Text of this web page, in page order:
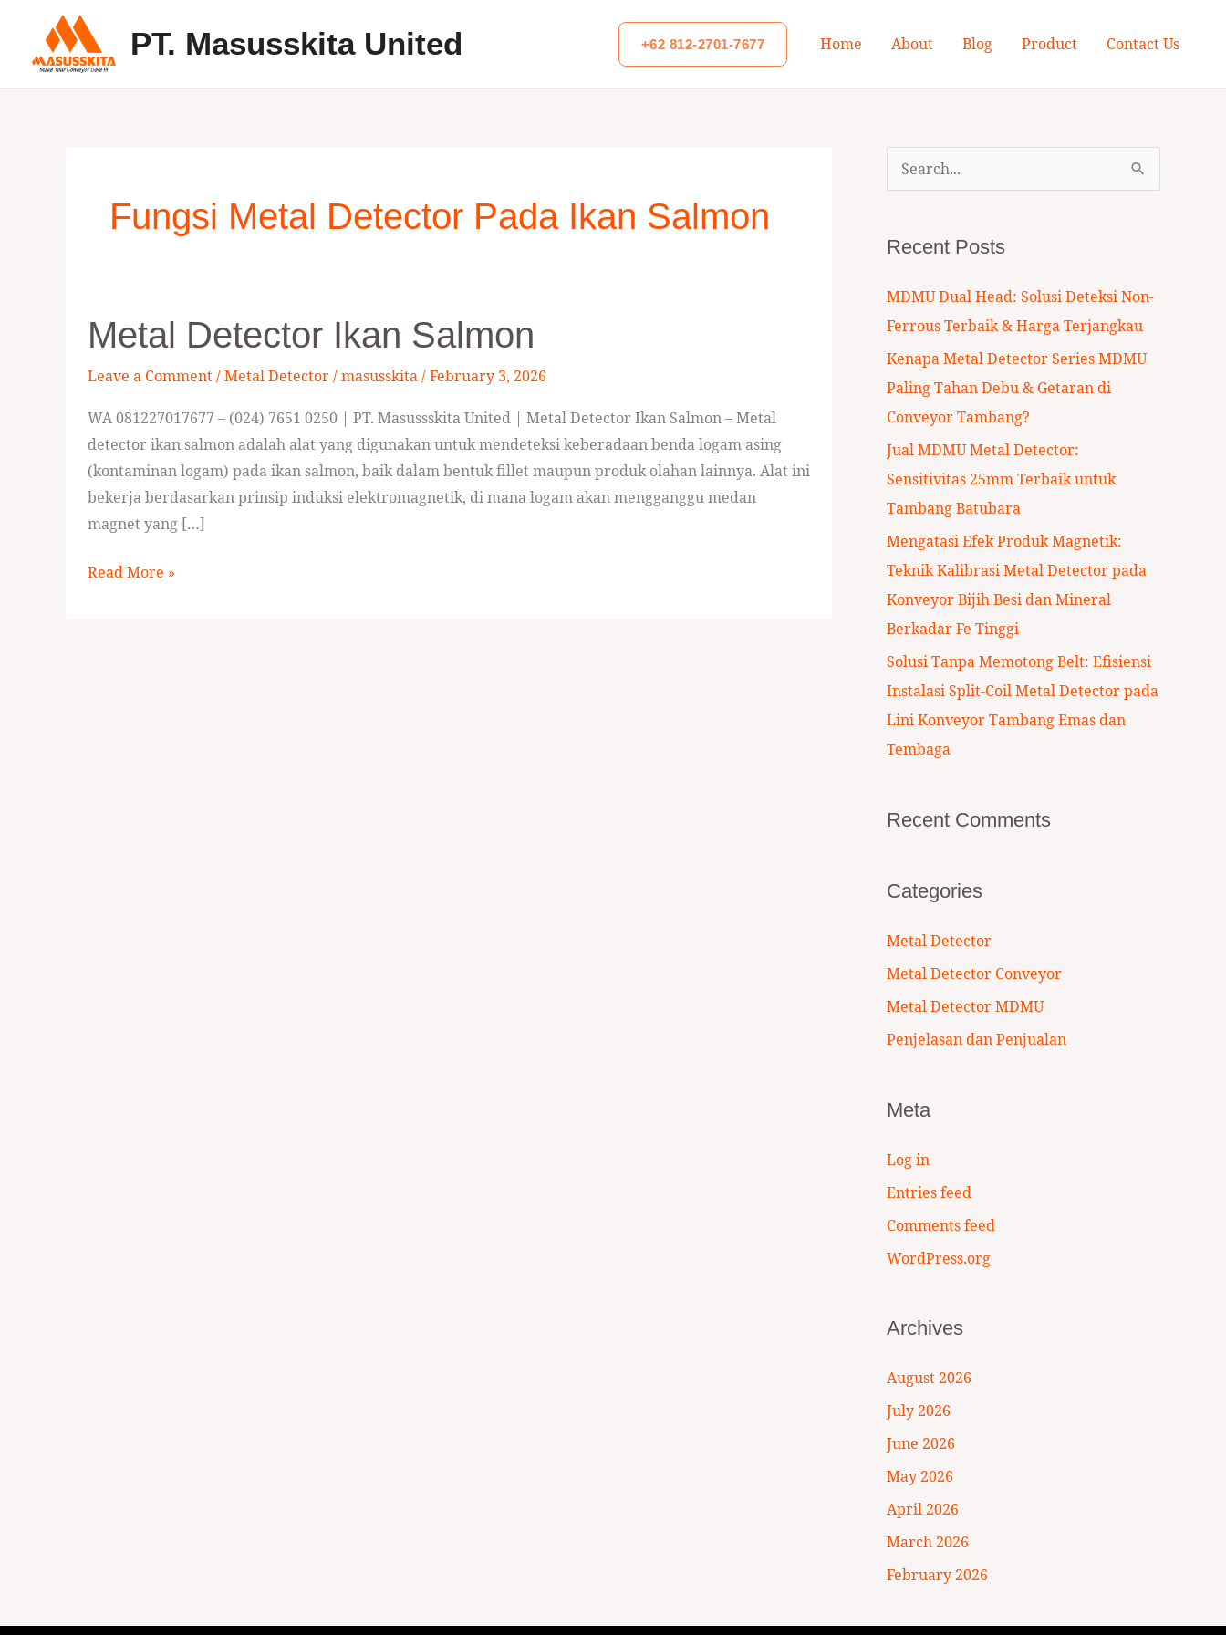
content
PT. Masusskita United +62 812-2701-7677 Home About Blog Product Contact Us
Fungsi Metal Detector Pada Ikan Salmon
Metal Detector Ikan Salmon
Leave a Comment/Metal Detector/masusskita/February 3, 2026
WA 081227017677 – (024) 7651 0250 | PT. Masussskita United | Metal Detector Ikan Salmon – Metal
detector ikan salmon adalah alat yang digunakan untuk mendeteksi keberadaan benda logam asing
(kontaminan logam) pada ikan salmon, baik dalam bentuk fillet maupun produk olahan lainnya. Alat ini
bekerja berdasarkan prinsip induksi elektromagnetik, di mana logam akan mengganggu medan
magnet yang […]
Detector
Ikan
Salmon
Read More »
r
c
h
Recent Posts
MDMU Dual Head: Solusi Deteksi Non-
Ferrous Terbaik & Harga Terjangkau
Kenapa Metal Detector Series MDMU
Paling Tahan Debu & Getaran di
Conveyor Tambang?
Jual MDMU Metal Detector:
Sensitivitas 25mm Terbaik untuk
Tambang Batubara
Mengatasi Efek Produk Magnetik:
Teknik Kalibrasi Metal Detector pada
Konveyor Bijih Besi dan Mineral
Berkadar Fe Tinggi
Solusi Tanpa Memotong Belt: Efisiensi
Instalasi Split-Coil Metal Detector pada
Lini Konveyor Tambang Emas dan
Tembaga
Recent Comments
Categories
Metal Detector
Metal Detector Conveyor
Metal Detector MDMU
Penjelasan dan Penjualan
Meta
Log in
Entries feed
Comments feed
WordPress.org
Archives
August 2026
July 2026
June 2026
May 2026
April 2026
March 2026
February 2026